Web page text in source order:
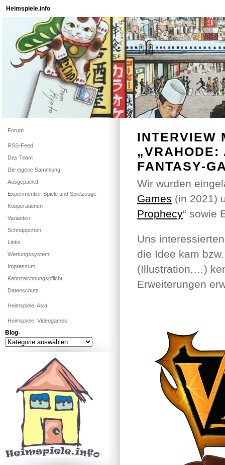
Heimspiele.info
INTERVIEW
„VRAHODE:
FANTASY-
Wir wurden
Games (in 2021)
Prophecy“ sowie
Uns
die Idee kam
(Illustration,…)
Erweiterungen
Forum
RSS-Feed
Das Team
Die eigene Sammlung
Ausgepackt!
Experimentier-Spiele und Spielzeuge
Kooperationen
Varianten
Schnäppchen
Links
Wertungssystem
Impressum
Kennzeichnungspflicht
Datenschutz
Heimspiele: Asia
Heimspiele: Videogames
Blog-
Blog-